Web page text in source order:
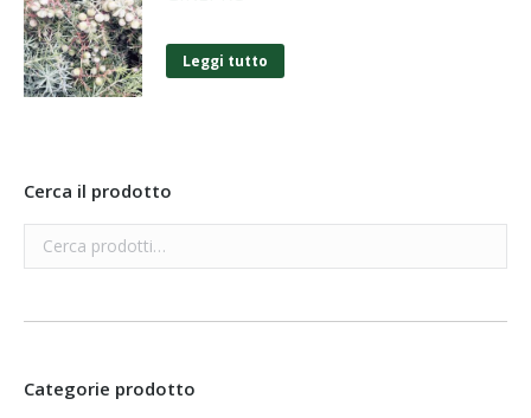
Leggi tutto
Cerca il prodotto
Categorie prodotto